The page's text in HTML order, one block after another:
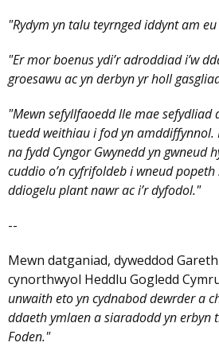
"Rydym yn talu teyrnged iddynt am
"Er mor boenus ydi’r adroddiad i’w
groesawu ac yn derbyn yr holl
"Mewn sefyllfaoedd lle mae sefydliad
tuedd weithiau i fod yn amddiffynnol.
na fydd Cyngor Gwynedd yn gwneud
cuddio o’n cyfrifoldeb i wneud
ddiogelu plant nawr ac i’r dyfodol."
--
Mewn datganiad, dyweddod
cynorthwyol Heddlu Gogledd
unwaith eto yn cydnabod dewrder a
ddaeth ymlaen a siaradodd yn erbyn
Foden."